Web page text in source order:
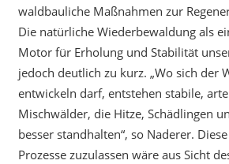
waldbauliche Maßnahmen zur
Die natürliche Wiederbewaldung als
Motor für Erholung und Stabilität
jedoch deutlich zu kurz. „Wo sich der
entwickeln darf, entstehen stabile,
Mischwälder, die Hitze, Schädlingen
besser standhalten“, so Naderer.
Prozesse zuzulassen wäre aus Sicht